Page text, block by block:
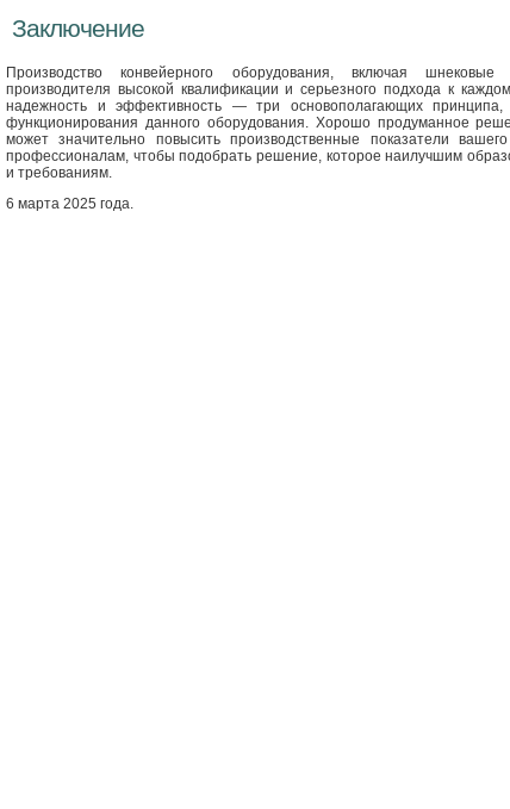
Заключение
Производство конвейерного оборудования, включая
производителя высокой квалификации и серьезного подхода к
надежность и эффективность — три основополагающих
функционирования данного оборудования. Хорошо продуманное
может значительно повысить производственные показатели
профессионалам, чтобы подобрать решение, которое наилучшим
и требованиям.
6 марта 2025 года.